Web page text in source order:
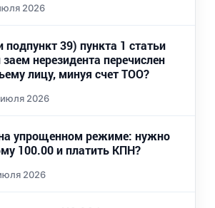
2026
подпункт 39) пункта 1 статьи
нерезидента перечислен
лицу, минуя счет ТОО?
2026
упрощенном режиме: нужно
100.00 и платить КПН?
2026